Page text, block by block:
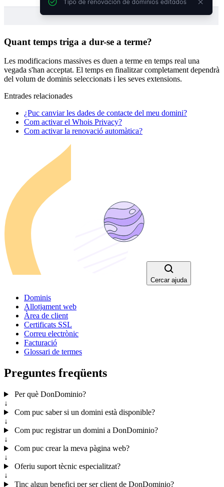
Quant temps triga a dur-se a terme?
Les modificacions massives es duen a terme en temps real una
vegada s'han acceptat. El temps en finalitzar completament dependrà
del volum de dominis seleccionats i les seves extensions.
Entrades relacionades
¿Puc canviar les dades de contacte del meu domini?
Com activar el Whois Privacy?
Com activar la renovació automàtica?
Cercar ajuda
Dominis
Allotjament web
Àrea de client
Certificats SSL
Correu electrònic
Facturació
Glossari de termes
Preguntes freqüents
Per què DonDominio?
↓
Com puc saber si un domini està disponible?
↓
Com puc registrar un domini a DonDominio?
↓
Com puc crear la meva pàgina web?
↓
Oferiu suport tècnic especialitzat?
↓
Tinc algun benefici per ser client de DonDominio?